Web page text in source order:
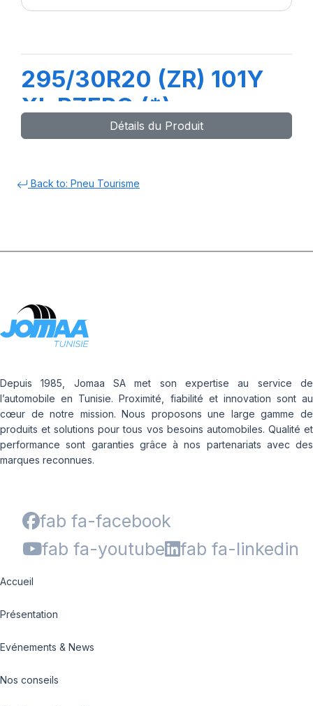
295/30R20 (ZR) 101Y
XL PZERO (*)
Détails du Produit
Back to: Pneu Tourisme
Depuis 1985, Jomaa SA met son expertise au service de
l’automobile en Tunisie. Proximité, fiabilité et innovation sont au
cœur de notre mission. Nous proposons une large gamme de
produits et solutions pour tous vos besoins automobiles. Qualité et
performance sont garanties grâce à nos partenariats avec des
marques reconnues.
fab fa-facebook
fab fa-youtube
fab fa-linkedin
Accueil
Présentation
Evénements & News
Nos conseils